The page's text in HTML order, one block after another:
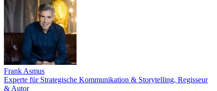
Frank Asmus
Experte für Strategische Kommunikation & Storytelling, Regisseur
& Autor